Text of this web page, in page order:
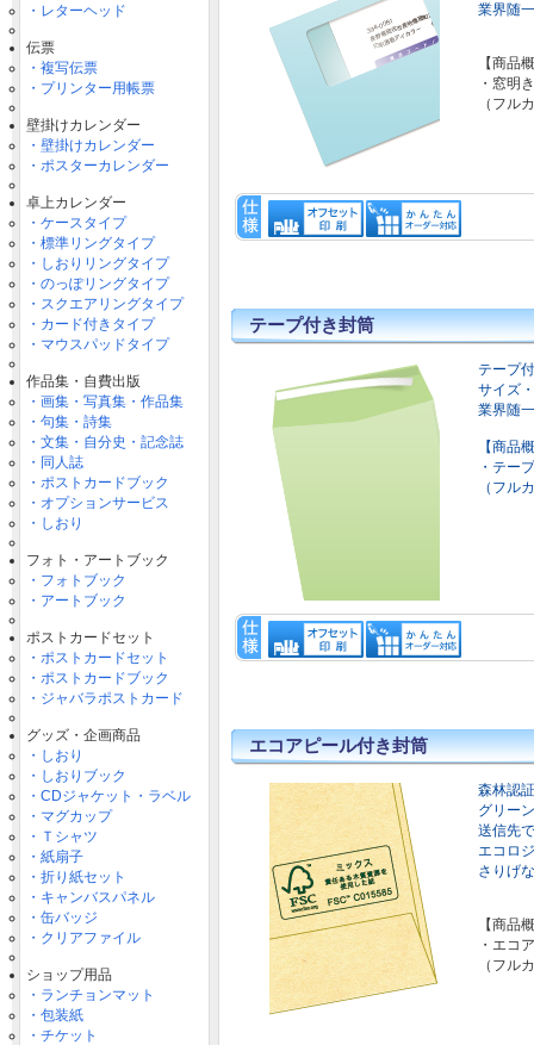
・レターヘッド
伝票
・複写伝票
・プリンター用帳票
壁掛けカレンダー
・壁掛けカレンダー
・ポスターカレンダー
卓上カレンダー
・ケースタイプ
・標準リングタイプ
・しおりリングタイプ
・のっぽリングタイプ
・スクエアリングタイプ
・カード付きタイプ
・マウスパッドタイプ
作品集・自費出版
・画集・写真集・作品集
・句集・詩集
・文集・自分史・記念誌
・同人誌
・ポストカードブック
・オプションサービス
・しおり
フォト・アートブック
・フォトブック
・アートブック
ポストカードセット
・ポストカードセット
・ポストカードブック
・ジャバラポストカード
グッズ・企画商品
・しおり
・しおりブック
・CDジャケット・ラベル
・マグカップ
・Ｔシャツ
・紙扇子
・折り紙セット
・キャンバスパネル
・缶バッジ
・クリアファイル
ショップ用品
・ランチョンマット
・包装紙
・チケット
業界随
【商品
・窓明
（フル
テープ付き封筒
テープ
サイズ
業界随
【商品
・テー
（フル
エコアピール付き封筒
森林認
グリー
送信先
エコロ
さりげ
【商品
・エコ
（フル